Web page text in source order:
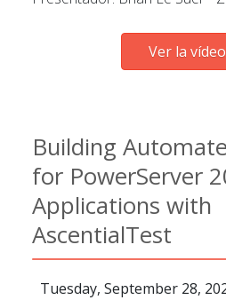
Ver la vídeo
Building
for PowerServer
Applications with
AscentialTest
Tuesday, September 28,